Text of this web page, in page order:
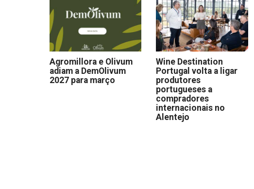
Agromillora e Olivum
adiam a DemOlivum
2027 para março
Wine Destination
Portugal volta a ligar
produtores
portugueses a
compradores
internacionais no
Alentejo